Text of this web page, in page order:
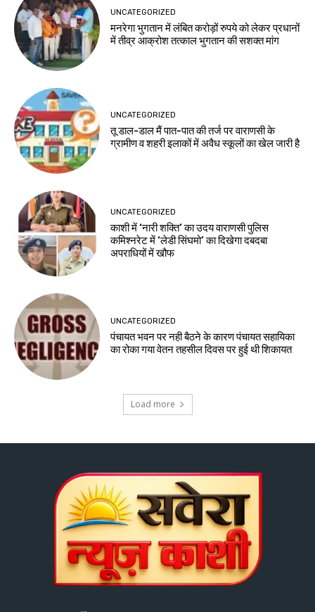
UNCATEGORIZED
मनरेगा भुगतान में लंबित करोड़ों रुपये को लेकर प्रधानों
में तीव्र आक्रोश तत्काल भुगतान की सशक्त मांग
UNCATEGORIZED
तू डाल-डाल मैं पात-पात की तर्ज पर वाराणसी के
ग्रामीण व शहरी इलाकों में अवैध स्कूलों का खेल जारी है
UNCATEGORIZED
काशी में ‘नारी शक्ति’ का उदय वाराणसी पुलिस
कमिश्नरेट में ‘लेडी सिंघमो’ का दिखेगा दबदबा
अपराधियों में खौफ
UNCATEGORIZED
पंचायत भवन पर नही बैठने के कारण पंचायत सहायिका
का रोका गया वेतन तहसील दिवस पर हुई थी शिकायत
Load more